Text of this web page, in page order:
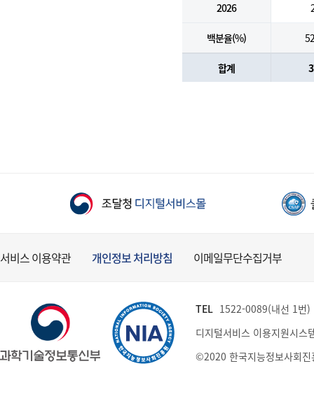
2026
백분율(%)
합계
서비스 이용약관 개인정보 처리방침 이메일무단수집거부
TEL 1522-0089(내선 1번
디지털서비스 이용지원시스
©2020 한국지능정보사회진